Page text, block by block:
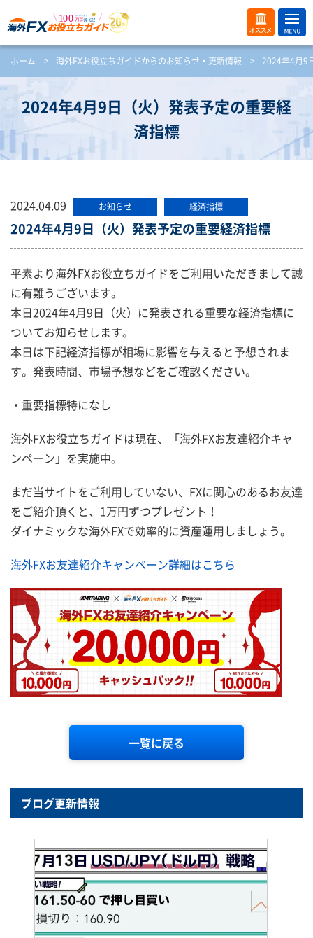
オス
スメ
ME
NU
開
く
ホーム > 海外FXお役立ちガイドからのお知らせ・更新情報 > 2024年4月9
2024年4月9日（火）発表予定の重要経
済指標
2024.04.09 お知らせ 経済指標
2024年4月9日（火）発表予定の重要経済指標
平素より海外FXお役立ちガイドをご利用いただきまして誠
に有難うございます。
本日2024年4月9日（火）に発表される重要な経済指標に
ついてお知らせします。
本日は下記経済指標が相場に影響を与えると予想されま
す。発表時間、市場予想などをご確認ください。
・重要指標特になし
海外FXお役立ちガイドは現在、「海外FXお友達紹介キャ
ンペーン」を実施中。
まだ当サイトをご利用していない、FXに関心のあるお友達
をご紹介頂くと、1万円ずつプレゼント！
ダイナミックな海外FXで効率的に資産運用しましょう。
海外FXお友達紹介キャンペーン詳細はこちら
一覧に戻る
ブログ更新情報